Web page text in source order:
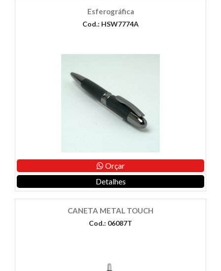
Esferográfica
Cod.: HSW7774A
Orçar
Detalhes
CANETA METAL TOUCH
Cod.: 06087T